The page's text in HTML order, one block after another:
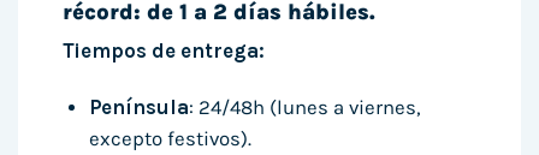
récord: de 1 a 2 días hábiles.
Tiempos de entrega:
Península: 24/48h (lunes a viernes,
excepto festivos).